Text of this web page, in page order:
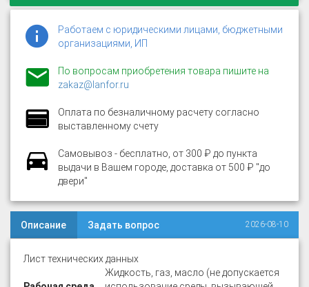
Работаем с юридическими лицами, бюджетными
организациями, ИП
По вопросам приобретения товара пишите на
zakaz@lanfor.ru
Оплата по безналичному расчету согласно
выставленному счету
Самовывоз - бесплатно, от 300 ₽ до пункта
выдачи в Вашем городе, доставка от 500 ₽ "до
двери"
Описание Задать вопрос 2026-08-10
Лист технических данных
Жидкость, газ, масло (не допускается